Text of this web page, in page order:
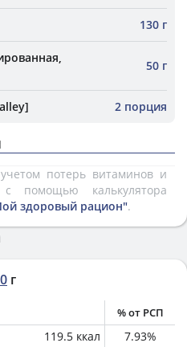
130 г
50 г
2 порция
потерь витаминов и
помощью калькулятора
здоровый рацион".
г
% от РСП
119.5 ккал 7.93%